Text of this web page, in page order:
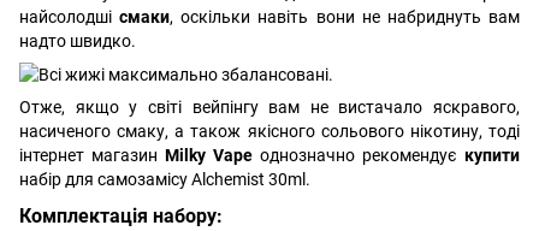
найсолодшісмаки, оскільки навіть вони не набриднуть вам
надто швидко.
Отже, якщо у світі вейпінгу вам не вистачало яскравого,
насиченого смаку, а також якісного сольового нікотину, тоді
інтернет магазин Milky Vape однозначно рекомендує купити
набір для самозамісу Alchemist 30ml.
Комплектація набору: